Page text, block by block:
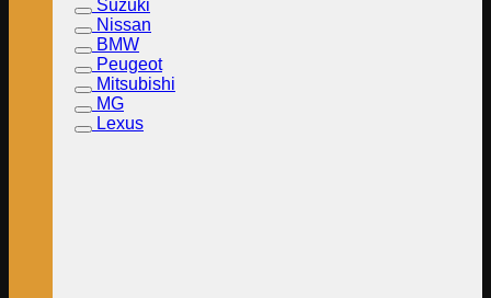
Suzuki
Nissan
BMW
Peugeot
Mitsubishi
MG
Lexus